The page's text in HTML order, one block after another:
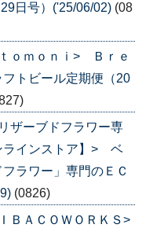
日号）('25/06/02) (08
ｏｍｏｎｉ> Ｂｒｅ
トビール定期便（20
ザーブドフラワー専
ラインストア】> ベ
ラワー」専門のＥＣ
(0826)
ＢＡＣＯＷＯＲＫＳ>